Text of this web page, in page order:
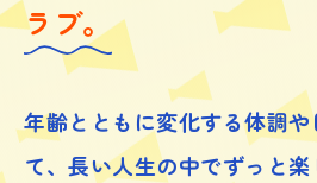
ラブ。
年齢とともに変化する体調
て、長い人生の中でずっと